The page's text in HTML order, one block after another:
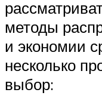
методы
и экономии
несколько
выбор: